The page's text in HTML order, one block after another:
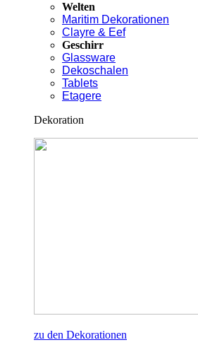
Welten
Maritim Dekorationen
Clayre & Eef
Geschirr
Glassware
Dekoschalen
Tablets
Etagere
Dekoration
zu den Dekorationen